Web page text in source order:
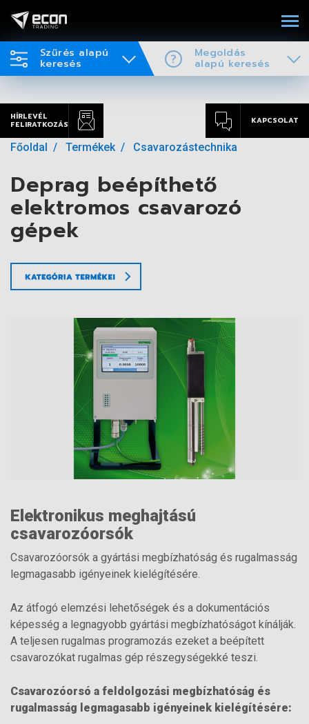
Szűrés alapú
keresés
Megoldás
alapú keresés
HÍRLEVÉL
FELIRATKOZÁS
KAPCSOLAT
Főoldal Termékek Csavarozástechnika
Deprag beépíthető
elektromos csavarozó
gépek
Elektronikus meghajtású
csavarozóorsók
Csavarozóorsók a gyártási megbízhatóság és rugalmasság
legmagasabb igényeinek kielégítésére.
Az átfogó elemzési lehetőségek és a dokumentációs
képesség a legnagyobb gyártási megbízhatóságot kínálják.
A teljesen rugalmas programozás ezeket a beépített
csavarozókat rugalmas gép részegységekké teszi.
Csavarozóorsó a feldolgozási megbízhatóság és
rugalmasság legmagasabb igényeinek kielégítésére: